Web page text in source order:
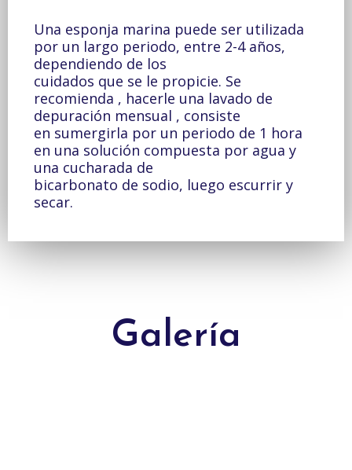
Una esponja marina puede ser utilizada
por un largo periodo, entre 2-4 años,
dependiendo de los
cuidados que se le propicie. Se
recomienda , hacerle una lavado de
depuración mensual , consiste
en sumergirla por un periodo de 1 hora
en una solución compuesta por agua y
una cucharada de
bicarbonato de sodio, luego escurrir y
secar.
Galería